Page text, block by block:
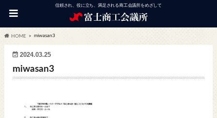
信頼され、役に立ち、満足される商工会議所をめざして
HOME miwasan3
2024.03.25
miwasan3